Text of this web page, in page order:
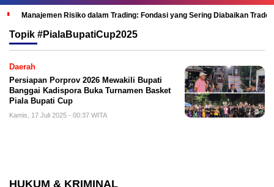
Manajemen Risiko dalam Trading: Fondasi yang Sering Diabaikan
Topik #PialaBupatiCup2025
Daerah
Persiapan Porprov 2026 Mewakili Bupati
Banggai Kadispora Buka Turnamen Basket
Piala Bupati Cup
Kamis, 17 Juli 2025 - 00:37 WITA
HUKUM & KRIMINAL